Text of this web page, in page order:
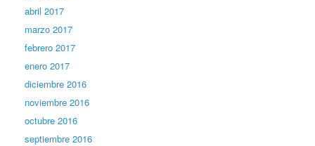
abril 2017
marzo 2017
febrero 2017
enero 2017
diciembre 2016
noviembre 2016
octubre 2016
septiembre 2016